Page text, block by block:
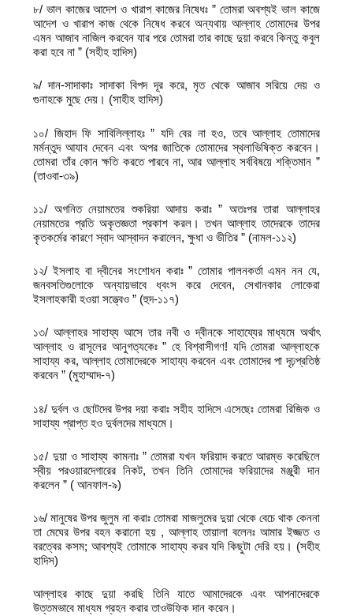
৮/ ভাল কাজের আদেশ ও খারাপ কাজের নিষেধঃ ” তোমরা অবশ্যই ভাল কাজে
আদেশ ও খারাপ কাজ থেকে নিষেধ করবে অন্যথায় আল্লাহ তোমাদের উপর
এমন আজাব নাজিল করবেন যার পরে তোমরা তার কাছে দুয়া করবে কিন্তু কবুল
করা হবে না ” (সহীহ হাদিস)
৯/ দান-সাদাকাঃ সাদাকা বিপদ দূর করে, মৃত থেকে আজাব সরিয়ে দেয় ও
গুনাহকে মুছে দেয়। (সাহীহ হাদিস)
১০/ জিহাদ ফি সাবিলিল্লাহঃ ” যদি বের না হও, তবে আল্লাহ তোমাদের
মর্মন্তুদ আযাব দেবেন এবং অপর জাতিকে তোমাদের স্থলাভিষিক্ত করবেন।
তোমরা তাঁর কোন ক্ষতি করতে পারবে না, আর আল্লাহ সর্ববিষয়ে শক্তিমান ”
(তাওবা-৩৯)
১১/ অগনিত নেয়ামতের শুকরিয়া আদায় করাঃ ” অতঃপর তারা আল্লাহর
নেয়ামতের প্রতি অকৃতজ্ঞতা প্রকাশ করল। তখন আল্লাহ তাদেরকে তাদের
কৃতকর্মের কারণে স্বাদ আস্বাদন করালেন, ক্ষুধা ও ভীতির ” (নামল-১১২)
১২/ ইসলাহ বা দ্বীনের সংশোধন করাঃ ” তোমার পালনকর্তা এমন নন যে,
জনবসতিগুলোকে অন্যায়ভাবে ধ্বংস করে দেবেন, সেখানকার লোকেরা
ইসলাহকারী হওয়া সত্ত্বেও ” (হুদ-১১৭)
১৩/ আল্লাহর সাহায্য আসে তার নবী ও দ্বীনকে সাহায্যের মাধ্যমে অর্থাৎ
আল্লাহ ও রাসূলের আনুগত্যকেঃ ” হে বিশ্বাসীগণ! যদি তোমরা আল্লাহকে
সাহায্য কর, আল্লাহ তোমাদেরকে সাহায্য করবেন এবং তোমাদের পা দৃঢ়প্রতিষ্ঠ
করবেন ” (মুহাম্মাদ-৭)
১৪/ দুর্বল ও ছোটদের উপর দয়া করাঃ সহীহ হাদিসে এসেছেঃ তোমরা রিজিক ও
সাহায্য প্রাপ্ত হও দুর্বলদের মাধ্যমে।
১৫/ দুয়া ও সাহায্য কামনাঃ ” তোমরা যখন ফরিয়াদ করতে আরম্ভ করেছিলে
স্বীয় পরওয়ারদেগারের নিকট, তখন তিনি তোমাদের ফরিয়াদের মঞ্জুরী দান
করলেন ” ( আনফাল-৯)
১৬/ মানুষের উপর জুলুম না করাঃ তোমরা মাজলুমের দুয়া থেকে বেচে থাক কেননা
তা মেঘের উপর বহন করানো হয় , আল্লাহ তায়ালা বলেনঃ আমার ইজ্জত ও
বরত্বের কসম; আবশ্যই তোমাকে সাহায্য করব যদি কিছুটা দেরি হয়। (সহীহ
হাদিস)
আল্লাহর কাছে দুয়া করছি তিনি যাতে আমাদেরকে এবং আপনাদেরকে
উত্তমভাবে মাধ্যম গ্রহন করার তাওউফিক দান করেন।